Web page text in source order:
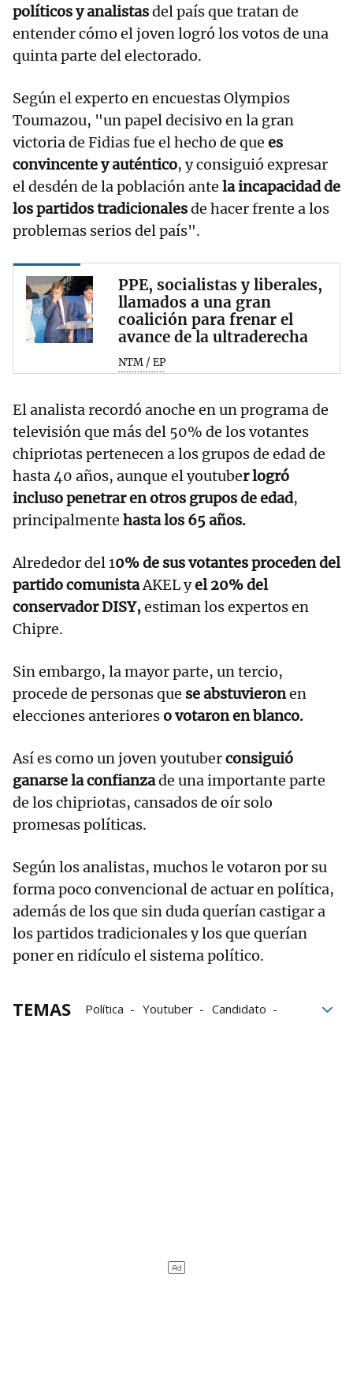
políticos y analistasdel país que tratan de
entender cómo el joven logró los votos de una
quinta parte del electorado.
Según el experto en encuestas Olympios
Toumazou, "un papel decisivo en la gran
victoria de Fidias fue el hecho de que es
convincente y auténtico, y consiguió expresar
el desdén de la población ante la incapacidad de
los partidos tradicionalesde hacer frente a los
problemas serios del país".
PPE, socialistas y liberales,
llamados a una gran
coalición para frenar el
avance de la ultraderecha
NTM / EP
El analista recordó anoche en un programa de
televisión que más del 50% de los votantes
chipriotas pertenecen a los grupos de edad de
hasta 40 años, aunque el youtuber logró
incluso penetrar en otros grupos de edad,
principalmente hasta los 65 años.
Alrededor del 10% de sus votantes proceden del
partido comunistaAKEL yel 20% del
conservador DISY,estiman los expertos en
Chipre.
Sin embargo, la mayor parte, un tercio,
procede de personas que se abstuvieronen
elecciones anterioreso votaron en blanco.
Así es como un joven youtuberconsiguió
ganarse la confianzade una importante parte
de los chipriotas, cansados de oír solo
promesas políticas.
Según los analistas, muchos le votaron por su
forma poco convencional de actuar en política,
además de los que sin duda querían castigar a
los partidos tradicionales y los que querían
poner en ridículo el sistema político.
TEMAS Política Youtuber
Candidato